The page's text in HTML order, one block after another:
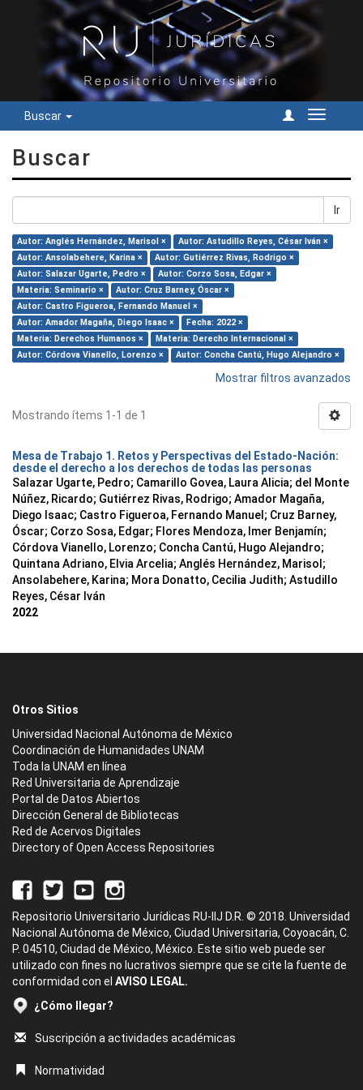
Buscar
Cambiar
Buscar
Ir
Autor: Anglés Hernández, Marisol ×
Autor: Astudillo Reyes, César Iván ×
Autor: Ansolabehere, Karina ×
Autor: Gutiérrez Rivas, Rodrigo ×
Autor: Salazar Ugarte, Pedro ×
Autor: Corzo Sosa, Edgar ×
Materia: Seminario ×
Autor: Cruz Barney, Óscar ×
Autor: Castro Figueroa, Fernando Manuel ×
Autor: Amador Magaña, Diego Isaac ×
Fecha: 2022 ×
Materia: Derechos Humanos ×
Materia: Derecho Internacional ×
Autor: Córdova Vianello, Lorenzo ×
Autor: Concha Cantú, Hugo Alejandro ×
Mostrar filtros avanzados
Mostrando ítems 1-1 de 1
Mesa de Trabajo 1. Retos y Perspectivas del Estado-Nación:
desde el derecho a los derechos de todas las personas
Salazar Ugarte, Pedro; Camarillo Govea, Laura Alicia; del Monte
Núñez, Ricardo; Gutiérrez Rivas, Rodrigo; Amador Magaña,
Diego Isaac; Castro Figueroa, Fernando Manuel ; Cruz Barney,
Óscar; Corzo Sosa, Edgar; Flores Mendoza, Imer Benjamín;
Córdova Vianello, Lorenzo; Concha Cantú, Hugo Alejandro;
Quintana Adriano, Elvia Arcelia; Anglés Hernández, Marisol ;
Ansolabehere, Karina; Mora Donatto, Cecilia Judith; Astudillo
Reyes, César Iván
2022
Otros Sitios
Universidad Nacional Autónoma de México
Coordinación de Humanidades UNAM
Toda la UNAM en línea
Red Universitaria de Aprendizaje
Portal de Datos Abiertos
Dirección General de Bibliotecas
Red de Acervos Digitales
Directory of Open Access Repositories
Repositorio Universitario Jurídicas RU-IIJ D.R. © 2018. Universidad
Nacional Autónoma de México, Ciudad Universitaria, Coyoacán, C.
P. 04510, Ciudad de México, México. Este sitio web puede ser
utilizado con fines no lucrativos siempre que se cite la fuente de
conformidad con el AVISO LEGAL.
¿Cómo llegar?
Suscripción a actividades académicas
Normatividad